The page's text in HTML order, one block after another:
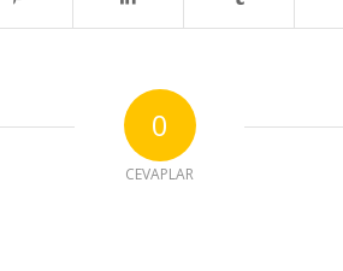
0
CEVAPLAR